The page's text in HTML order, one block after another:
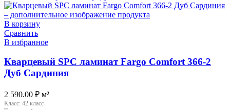
В корзину
Сравнить
В избранное
Кварцевый SPC ламинат Fargo Comfort 366-2
Дуб Сардиния
2 590.00 ₽ м²
Класс: 42 класс